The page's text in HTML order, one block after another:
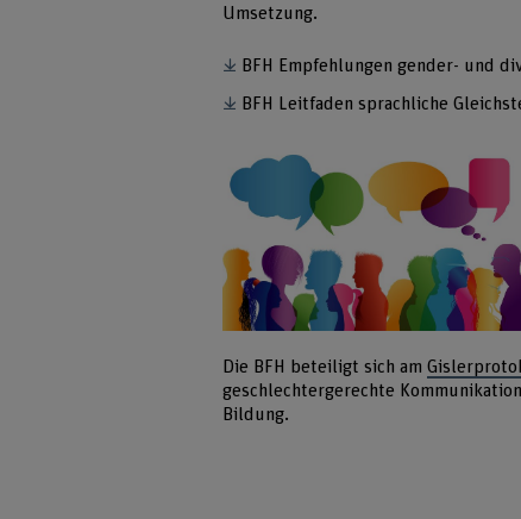
Umsetzung.
BFH Empfehlungen gender- und
BFH Leitfaden sprachliche
Die BFH beteiligt sich am
geschlechtergerechte
Bildung.